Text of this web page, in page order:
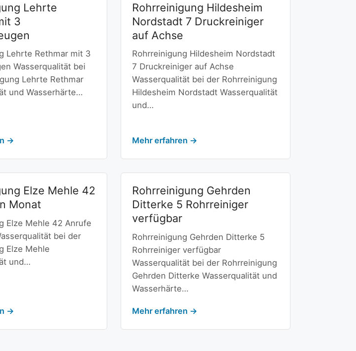
Lehrte
3
Lehrte Rethmar mit 3
Wasserqualität bei
Lehrte Rethmar
und Wasserhärte…
→
Rohrreinigung Hildesheim
Nordstadt 7 Druckreiniger
auf Achse
Rohrreinigung Hildesheim Nordstadt
7 Druckreiniger auf Achse
Wasserqualität bei der Rohrreinigung
Hildesheim Nordstadt Wasserqualität
und…
Mehr erfahren →
Elze Mehle 42
Monat
Elze Mehle 42 Anrufe
bei der
Elze Mehle
und…
→
Rohrreinigung Gehrden
Ditterke 5 Rohrreiniger
verfügbar
Rohrreinigung Gehrden Ditterke 5
Rohrreiniger verfügbar
Wasserqualität bei der Rohrreinigung
Gehrden Ditterke Wasserqualität und
Wasserhärte…
Mehr erfahren →